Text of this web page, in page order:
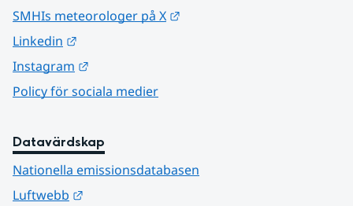
SMHIs meteorologer på X
Linkedin
Instagram
Policy för sociala medier
Datavärdskap
Nationella emissionsdatabasen
Luftwebb